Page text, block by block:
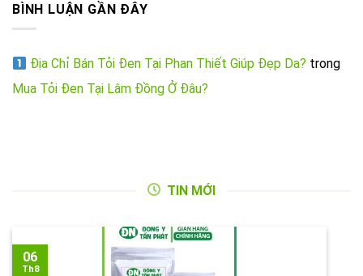
BÌNH LUẬN GẦN ĐÂY
Địa Chỉ Bán Tỏi Đen Tại Phan Thiết Giúp Đẹp Da? trong
Mua Tỏi Đen Tại Lâm Đồng Ở Đâu?
TIN MỚI
06
Th8